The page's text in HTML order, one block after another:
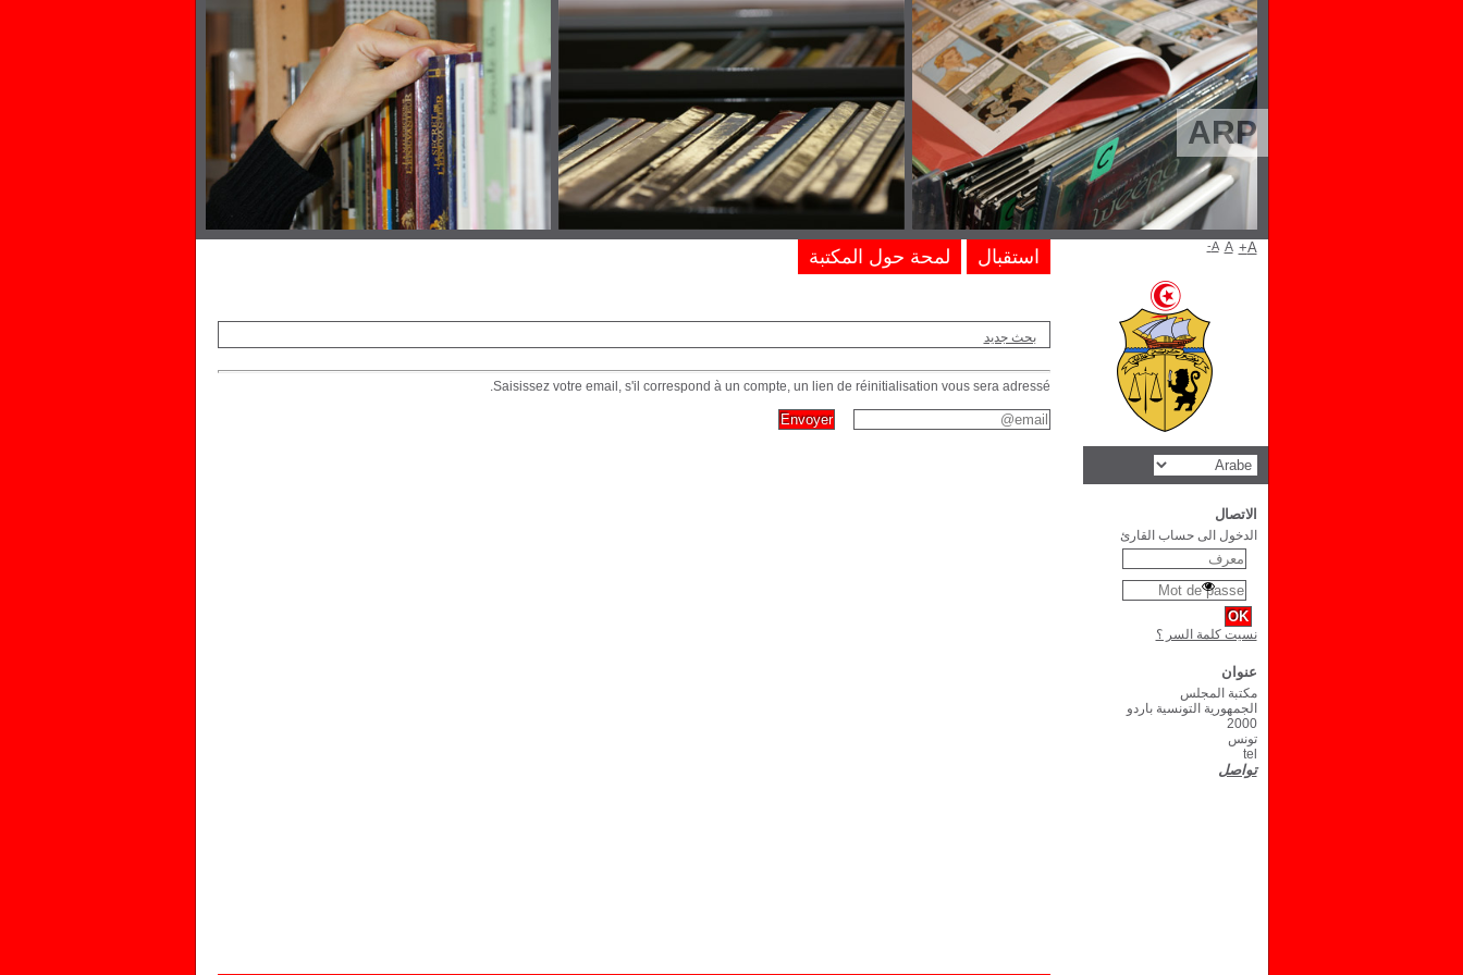
ARP
بحث جديد
Saisissez votre email, s'il correspond à un compte, un lien de réinitialisation vous sera adressé.
استقبال لمحة حول المكتبة A- A A+
الاتصال
الدخول الى حساب القارئ
نسيت كلمة السر ؟
عنوان
مكتبة المجلس
الجمهورية التونسية باردو
2000
تونس
tel
تواصل